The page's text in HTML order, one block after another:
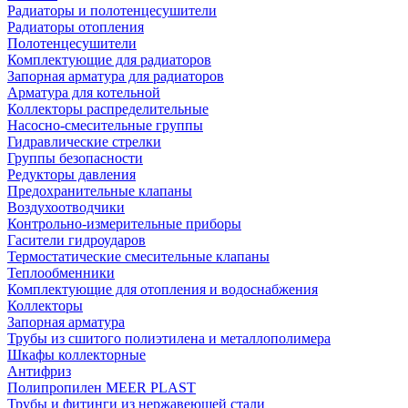
Радиаторы и полотенцесушители
Радиаторы отопления
Полотенцесушители
Комплектующие для радиаторов
Запорная арматура для радиаторов
Арматура для котельной
Коллекторы распределительные
Насосно-смесительные группы
Гидравлические стрелки
Группы безопасности
Редукторы давления
Предохранительные клапаны
Воздухоотводчики
Контрольно-измерительные приборы
Гасители гидроударов
Термостатические смесительные клапаны
Теплообменники
Комплектующие для отопления и водоснабжения
Коллекторы
Запорная арматура
Трубы из сшитого полиэтилена и металлополимера
Шкафы коллекторные
Антифриз
Полипропилен MEER PLAST
Трубы и фитинги из нержавеющей стали